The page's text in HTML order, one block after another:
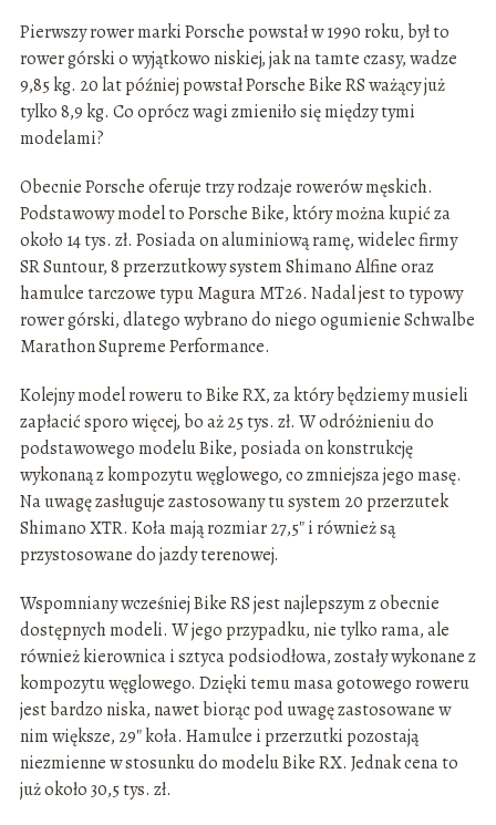
Pierwszy rower marki Porsche powstał w 1990 roku, był to
rower górski o wyjątkowo niskiej, jak na tamte czasy, wadze
9,85 kg. 20 lat później powstał Porsche Bike RS ważący już
tylko 8,9 kg. Co oprócz wagi zmieniło się między tymi
modelami?
Obecnie Porsche oferuje trzy rodzaje rowerów męskich.
Podstawowy model to Porsche Bike, który można kupić za
około 14 tys. zł. Posiada on aluminiową ramę, widelec firmy
SR Suntour, 8 przerzutkowy system Shimano Alfine oraz
hamulce tarczowe typu Magura MT26. Nadal jest to typowy
rower górski, dlatego wybrano do niego ogumienie Schwalbe
Marathon Supreme Performance.
Kolejny model roweru to Bike RX, za który będziemy musieli
zapłacić sporo więcej, bo aż 25 tys. zł. W odróżnieniu do
podstawowego modelu Bike, posiada on konstrukcję
wykonaną z kompozytu węglowego, co zmniejsza jego masę.
Na uwagę zasługuje zastosowany tu system 20 przerzutek
Shimano XTR. Koła mają rozmiar 27,5″ i również są
przystosowane do jazdy terenowej.
Wspomniany wcześniej Bike RS jest najlepszym z obecnie
dostępnych modeli. W jego przypadku, nie tylko rama, ale
również kierownica i sztyca podsiodłowa, zostały wykonane z
kompozytu węglowego. Dzięki temu masa gotowego roweru
jest bardzo niska, nawet biorąc pod uwagę zastosowane w
nim większe, 29″ koła. Hamulce i przerzutki pozostają
niezmienne w stosunku do modelu Bike RX. Jednak cena to
już około 30,5 tys. zł.